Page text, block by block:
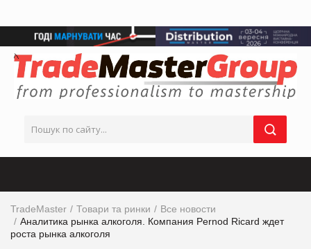
TradeMaster Товари та ринки
Все новости
Аналитика рынка алкоголя. Компания Pernod Ricard ждет
роста рынка алкоголя